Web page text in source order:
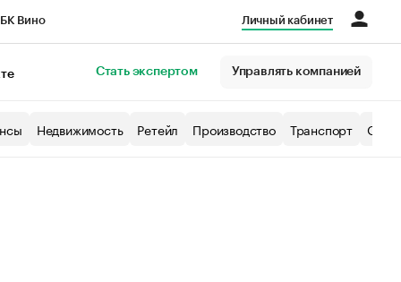
Вино Личный кабинет
Стать экспертом Управлять компанией
Недвижимость Ретейл Производство Транспорт